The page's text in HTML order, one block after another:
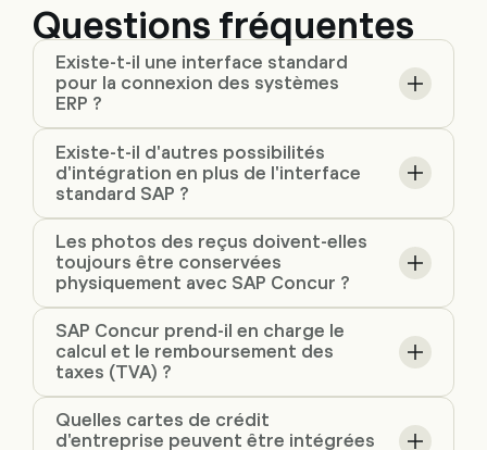
Questions fréquentes
Existe-t-il une interface standard
pour la connexion des systèmes
ERP ?
Existe-t-il d'autres possibilités
d'intégration en plus de l'interface
standard SAP ?
Les photos des reçus doivent-elles
toujours être conservées
physiquement avec SAP Concur ?
SAP Concur prend-il en charge le
calcul et le remboursement des
taxes (TVA) ?
Quelles cartes de crédit
d'entreprise peuvent être intégrées